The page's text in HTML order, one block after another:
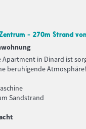
- 270m Strand von
Apartment in Dinard ist
beruhigende
Sandstrand